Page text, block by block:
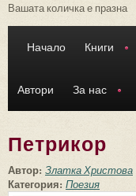
Вашата количка е празна
Начало Книги
Автори За нас
Петрикор
Автор: Златка Христова
Категория: Поезия